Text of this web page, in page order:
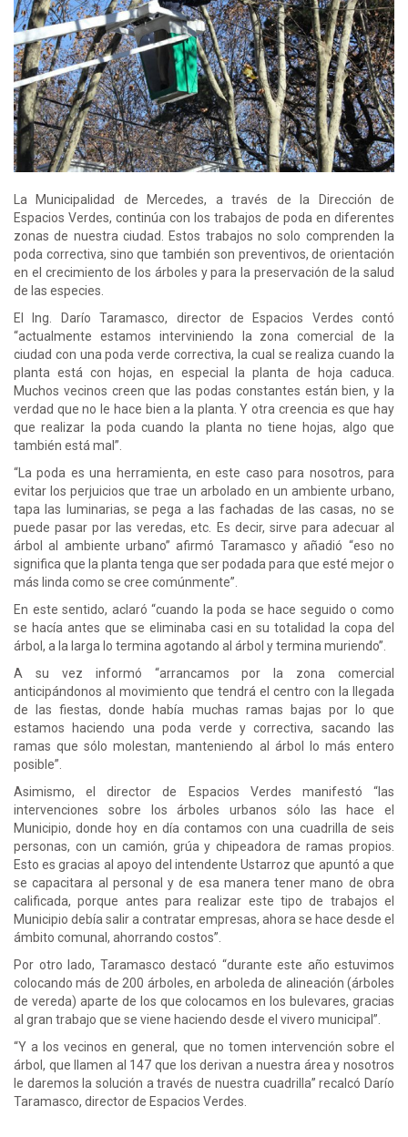
La Municipalidad de Mercedes, a través de la Dirección de
Espacios Verdes, continúa con los trabajos de poda en diferentes
zonas de nuestra ciudad. Estos trabajos no solo comprenden la
poda correctiva, sino que también son preventivos, de orientación
en el crecimiento de los árboles y para la preservación de la salud
de las especies.
El Ing. Darío Taramasco, director de Espacios Verdes contó
“actualmente estamos interviniendo la zona comercial de la
ciudad con una poda verde correctiva, la cual se realiza cuando la
planta está con hojas, en especial la planta de hoja caduca.
Muchos vecinos creen que las podas constantes están bien, y la
verdad que no le hace bien a la planta. Y otra creencia es que hay
que realizar la poda cuando la planta no tiene hojas, algo que
también está mal”.
“La poda es una herramienta, en este caso para nosotros, para
evitar los perjuicios que trae un arbolado en un ambiente urbano,
tapa las luminarias, se pega a las fachadas de las casas, no se
puede pasar por las veredas, etc. Es decir, sirve para adecuar al
árbol al ambiente urbano” afirmó Taramasco y añadió “eso no
significa que la planta tenga que ser podada para que esté mejor o
más linda como se cree comúnmente”.
En este sentido, aclaró “cuando la poda se hace seguido o como
se hacía antes que se eliminaba casi en su totalidad la copa del
árbol, a la larga lo termina agotando al árbol y termina muriendo”.
A su vez informó “arrancamos por la zona comercial
anticipándonos al movimiento que tendrá el centro con la llegada
de las fiestas, donde había muchas ramas bajas por lo que
estamos haciendo una poda verde y correctiva, sacando las
ramas que sólo molestan, manteniendo al árbol lo más entero
posible”.
Asimismo, el director de Espacios Verdes manifestó “las
intervenciones sobre los árboles urbanos sólo las hace el
Municipio, donde hoy en día contamos con una cuadrilla de seis
personas, con un camión, grúa y chipeadora de ramas propios.
Esto es gracias al apoyo del intendente Ustarroz que apuntó a que
se capacitara al personal y de esa manera tener mano de obra
calificada, porque antes para realizar este tipo de trabajos el
Municipio debía salir a contratar empresas, ahora se hace desde el
ámbito comunal, ahorrando costos”.
Por otro lado, Taramasco destacó “durante este año estuvimos
colocando más de 200 árboles, en arboleda de alineación (árboles
de vereda) aparte de los que colocamos en los bulevares, gracias
al gran trabajo que se viene haciendo desde el vivero municipal”.
“Y a los vecinos en general, que no tomen intervención sobre el
árbol, que llamen al 147 que los derivan a nuestra área y nosotros
le daremos la solución a través de nuestra cuadrilla” recalcó Darío
Taramasco, director de Espacios Verdes.